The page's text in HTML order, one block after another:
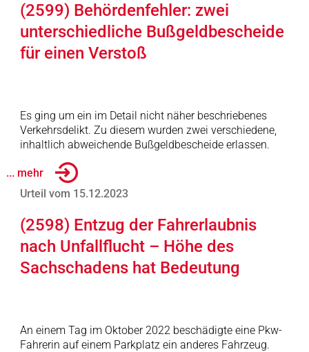
(2599) Behördenfehler: zwei
unterschiedliche Bußgeldbescheide
für einen Verstoß
Es ging um ein im Detail nicht näher beschriebenes
Verkehrsdelikt. Zu diesem wurden zwei verschiedene,
inhaltlich abweichende Bußgeldbescheide erlassen.
... mehr
Urteil vom 15.12.2023
(2598) Entzug der Fahrerlaubnis
nach Unfallflucht – Höhe des
Sachschadens hat Bedeutung
An einem Tag im Oktober 2022 beschädigte eine Pkw-
Fahrerin auf einem Parkplatz ein anderes Fahrzeug.